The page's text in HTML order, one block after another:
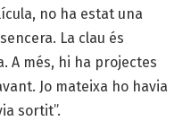
no ha estat una
La clau és
A més, hi ha projectes
Jo mateixa ho havia
sortit”.